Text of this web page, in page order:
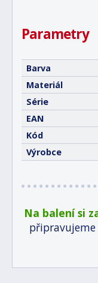
Parametry
Barva
Materiál
Série
EAN
Kód
Výrobce
Na balení si
připravujeme